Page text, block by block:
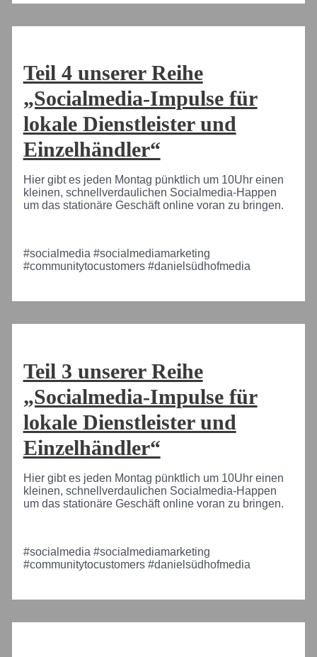
Teil 4 unserer Reihe
„Socialmedia-Impulse für
lokale Dienstleister und
Einzelhändler“
Hier gibt es jeden Montag pünktlich um 10Uhr einen
kleinen, schnellverdaulichen Socialmedia-Happen
um das stationäre Geschäft online voran zu bringen.
#socialmedia #socialmediamarketing
#communitytocustomers #danielsüdhofmedia
Teil 3 unserer Reihe
„Socialmedia-Impulse für
lokale Dienstleister und
Einzelhändler“
Hier gibt es jeden Montag pünktlich um 10Uhr einen
kleinen, schnellverdaulichen Socialmedia-Happen
um das stationäre Geschäft online voran zu bringen.
#socialmedia #socialmediamarketing
#communitytocustomers #danielsüdhofmedia